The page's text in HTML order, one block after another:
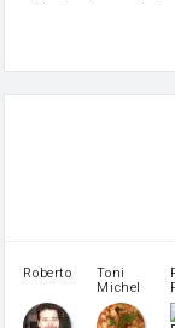
Harina de
mantequilla
Opcional: Ron o
patatas
Roberto
Toni
Michel
Caubet